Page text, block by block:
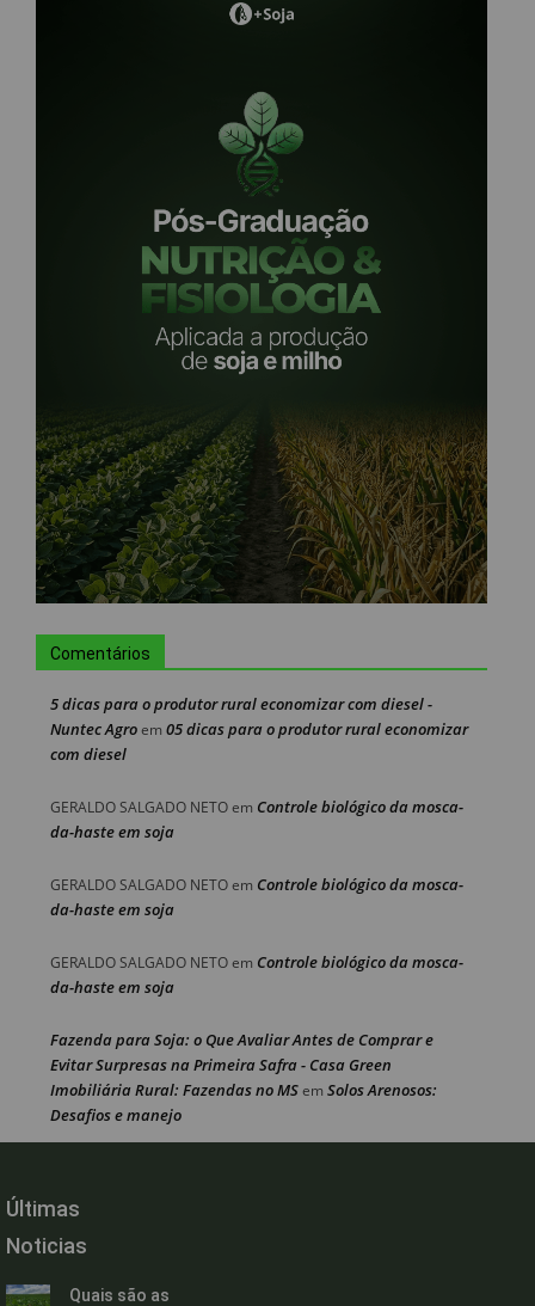
Comentários
5 dicas para o produtor rural economizar com diesel -
Nuntec Agroem 05 dicas para o produtor rural economizar
com diesel
GERALDO SALGADO NETOem Controle biológico da mosca-
da-haste em soja
GERALDO SALGADO NETOem Controle biológico da mosca-
da-haste em soja
GERALDO SALGADO NETOem Controle biológico da mosca-
da-haste em soja
Fazenda para Soja: o Que Avaliar Antes de Comprar e
Evitar Surpresas na Primeira Safra - Casa Green
Imobiliária Rural: Fazendas no MSem Solos Arenosos:
Desafios e manejo
Últimas
Noticias
Quais são as